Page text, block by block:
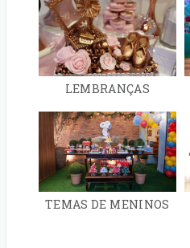
LEMBRANÇAS
TEMAS DE MENINOS